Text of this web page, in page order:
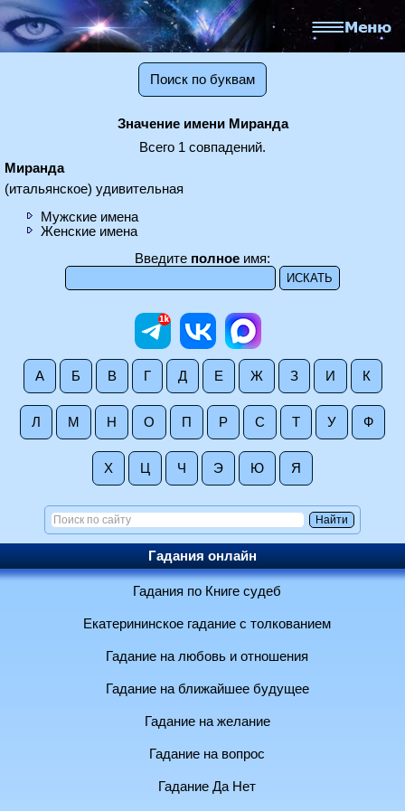
Поиск по буквам
Значение имени Миранда
Всего 1 совпадений.
Миранда
(итальянское) удивительная
Мужские имена
Женские имена
Введите полное имя:
А Б В Г Д Е Ж З И К
Л М Н О П Р С Т У Ф
Х Ц Ч Э Ю Я
Гадания онлайн
Гадания по Книге судеб
Екатерининское гадание с толкованием
Гадание на любовь и отношения
Гадание на ближайшее будущее
Гадание на желание
Гадание на вопрос
Гадание Да Нет